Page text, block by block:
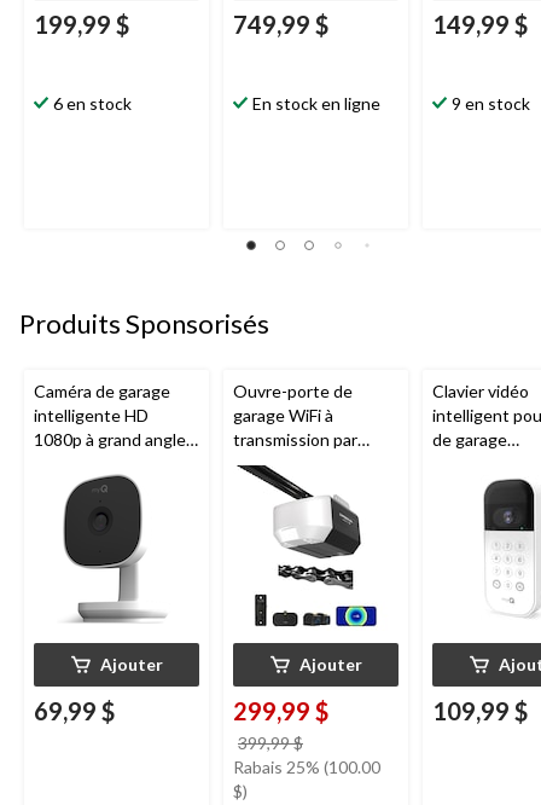
199,99 $
6 en stock
749,99 $
En stock en ligne
149,99 $
9 en stock
Produits Sponsorisés
Caméra de garage
intelligente HD
1080p à grand angle
nocturne, résistante
aux intempéries
Ajouter
69,99 $
Ouvre-porte de
garage WiFi à
transmission par
chaîne de 1/2 HP
Chamberlain
Ajouter
299,99 $
399,99 $
était
Rabais 25% (100.00
$)
Clavier vidéo
intelligent
de garage
nocturne,
aux
109,99 $